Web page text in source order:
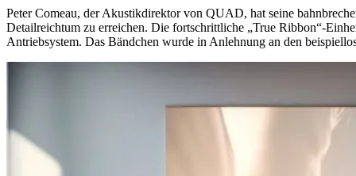
Peter Comeau, der Akustikdirektor von QUAD, hat seine
Detailreichtum zu erreichen. Die fortschrittliche „True Ribbon“-
Antriebsystem. Das Bändchen wurde in Anlehnung an den